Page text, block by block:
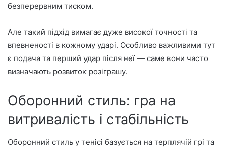
безперервним тиском.
Але такий підхід вимагає дуже високої точності та
впевненості в кожному ударі. Особливо важливими тут
є подача та перший удар після неї — саме вони часто
визначають розвиток розіграшу.
Оборонний стиль: гра на
витривалість і стабільність
Оборонний стиль у тенісі базується на терплячій грі та